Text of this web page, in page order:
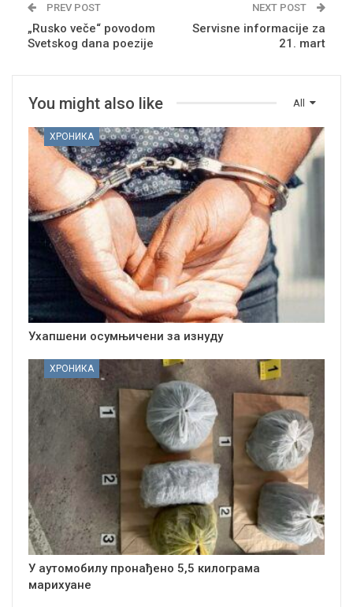
PREV POST
„Rusko veče“ povodom
Svetskog dana poezije
NEXT POST
Servisne informacije za
21. mart
All
You might also like
ХРОНИКА
Ухапшени осумњичени за изнуду
ХРОНИКА
У аутомобилу пронађено 5,5 килограма
марихуане